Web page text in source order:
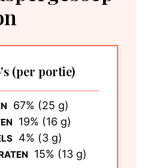
(per portie)
67% (25 g)
19% (16 g)
4% (3 g)
15% (13 g)